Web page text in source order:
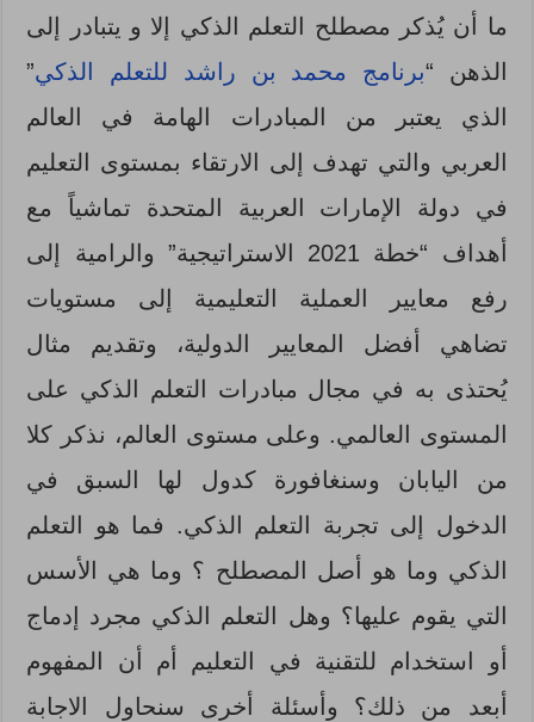
ما أن يُذكر مصطلح التعلم الذكي إلا و يتبادر إلى
الذهن “برنامج محمد بن راشد للتعلم الذكي”
الذي يعتبر من المبادرات الهامة في العالم
العربي والتي تهدف إلى الارتقاء بمستوى التعليم
في دولة الإمارات العربية المتحدة تماشياً مع
أهداف “خطة 2021 الاستراتيجية” والرامية إلى
رفع معايير العملية التعليمية إلى مستويات
تضاهي أفضل المعايير الدولية، وتقديم مثال
يُحتذى به في مجال مبادرات التعلم الذكي على
المستوى العالمي. وعلى مستوى العالم، نذكر كلا
من اليابان وسنغافورة كدول لها السبق في
الدخول إلى تجربة التعلم الذكي. فما هو التعلم
الذكي وما هو أصل المصطلح ؟ وما هي الأسس
التي يقوم عليها؟ وهل التعلم الذكي مجرد إدماج
أو استخدام للتقنية في التعليم أم أن المفهوم
أبعد من ذلك؟ وأسئلة أخرى سنحاول الاجابة